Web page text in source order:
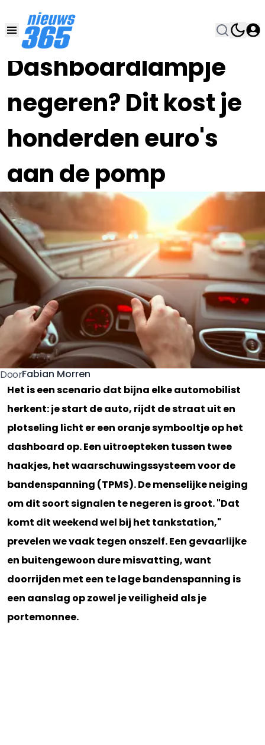
Dashboardlampje
negeren? Dit kost je
honderden euro's
aan de pomp
08 JUN , 12:00•
DoorFabian Morren
Het is een scenario dat bijna elke automobilist
herkent: je start de auto, rijdt de straat uit en
plotseling licht er een oranje symbooltje op het
dashboard op. Een uitroepteken tussen twee
haakjes, het waarschuwingssysteem voor de
bandenspanning (TPMS). De menselijke neiging
om dit soort signalen te negeren is groot. "Dat
komt dit weekend wel bij het tankstation,"
prevelen we vaak tegen onszelf. Een gevaarlijke
en buitengewoon dure misvatting, want
doorrijden met een te lage bandenspanning is
een aanslag op zowel je veiligheid als je
portemonnee.